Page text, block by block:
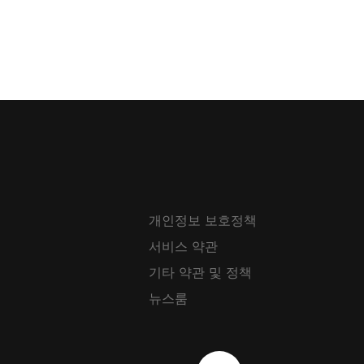
개인정보 보호정책
서비스 약관
기타 약관 및 정책
뉴스룸